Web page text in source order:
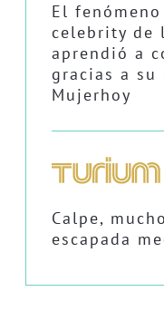
El
celebrity de
aprendió a
gracias a
Mujerhoy
Calpe,
escapada